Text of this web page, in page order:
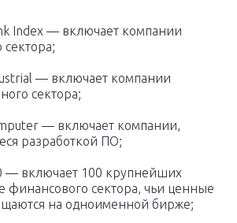
Index — включает компании
сектора;
— включает компании
сектора;
— включает компании,
разработкой ПО;
— включает 100 крупнейших
финансового сектора, чьи ценные
на одноименной бирже;